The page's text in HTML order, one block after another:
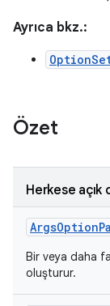
Ayrıca bkz.:
Özet
Herkese açık
ArgsOption
Bir veya daha
oluşturur.